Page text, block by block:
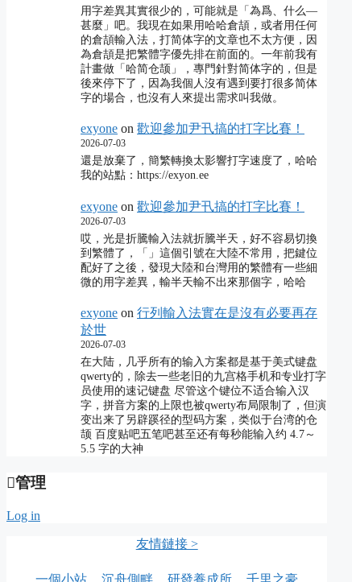
用字差異其實很少的，可能就是「為爲、什么―
甚麼」吧。我現在如果用哈哈倉頡，或者用任何
的倉頡輸入法，打简体字的文章也不太方便，因
為倉頡是把繁體字優先排在前面的。一年前我有
計畫做「哈简仓颉」，專門針對简体字的，但是
後來停下了，因為我個人沒有遇到要打很多简体
字的場合，也沒有人來提出需求叫我做。
exyone on 歡迎參加尹卂搞的打字比賽！
2026-07-03
還是放棄了，簡繁轉換太影響打字速度了，哈哈
我的站點：https://exyon.ee
exyone on 歡迎參加尹卂搞的打字比賽！
2026-07-03
哎，光是折騰輸入法就折騰半天，好不容易切換
到繁體了，「」這個引號在大陸不常用，把鍵位
配好了之後，發現大陸和台灣用的繁體有一些細
微的用字差異，輸半天輸不出來那個字，哈哈
exyone on 行列輸入法實在是沒有必要再存
於世
2026-07-03
在大陆，几乎所有的输入方案都是基于美式键盘
qwerty的，除去一些老旧的九宫格手机和专业打字
员使用的速记键盘 尽管这个键位不适合输入汉
字，拼音方案的上限也被qwerty布局限制了，但演
变出来了另辟蹊径的型码方案，类似于台湾的仓
颉 百度贴吧五笔吧甚至还有每秒能输入约 4.7～
5.5 字的大神
管理
Log in
友情鏈接 >
一個小站 沉舟側畔 研發養成所 千里之豪